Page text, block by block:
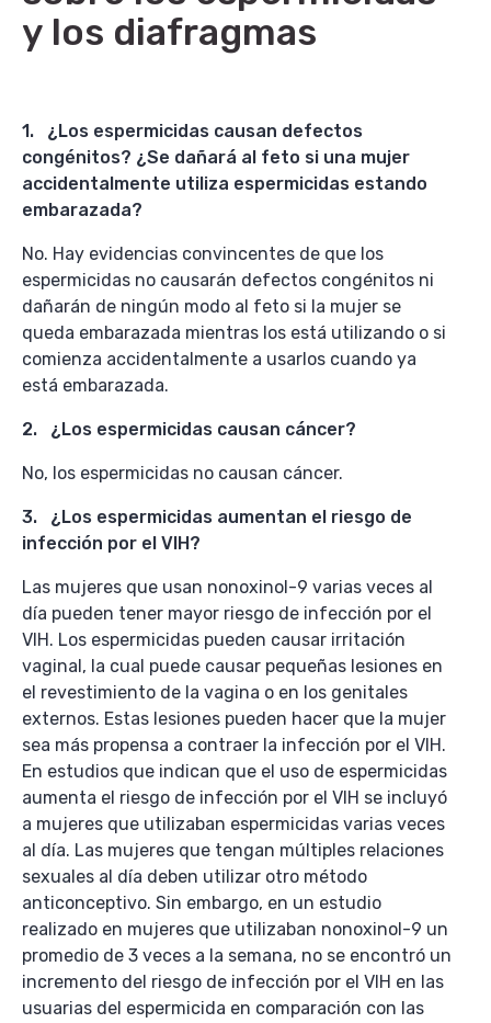
y los diafragmas
1. ¿Los espermicidas causan defectos
congénitos? ¿Se dañará al feto si una mujer
accidentalmente utiliza espermicidas estando
embarazada?
No. Hay evidencias convincentes de que los
espermicidas no causarán defectos congénitos ni
dañarán de ningún modo al feto si la mujer se
queda embarazada mientras los está utilizando o si
comienza accidentalmente a usarlos cuando ya
está embarazada.
2. ¿Los espermicidas causan cáncer?
No, los espermicidas no causan cáncer.
3. ¿Los espermicidas aumentan el riesgo de
infección por el VIH?
Las mujeres que usan nonoxinol-9 varias veces al
día pueden tener mayor riesgo de infección por el
VIH. Los espermicidas pueden causar irritación
vaginal, la cual puede causar pequeñas lesiones en
el revestimiento de la vagina o en los genitales
externos. Estas lesiones pueden hacer que la mujer
sea más propensa a contraer la infección por el VIH.
En estudios que indican que el uso de espermicidas
aumenta el riesgo de infección por el VIH se incluyó
a mujeres que utilizaban espermicidas varias veces
al día. Las mujeres que tengan múltiples relaciones
sexuales al día deben utilizar otro método
anticonceptivo. Sin embargo, en un estudio
realizado en mujeres que utilizaban nonoxinol-9 un
promedio de 3 veces a la semana, no se encontró un
incremento del riesgo de infección por el VIH en las
usuarias del espermicida en comparación con las